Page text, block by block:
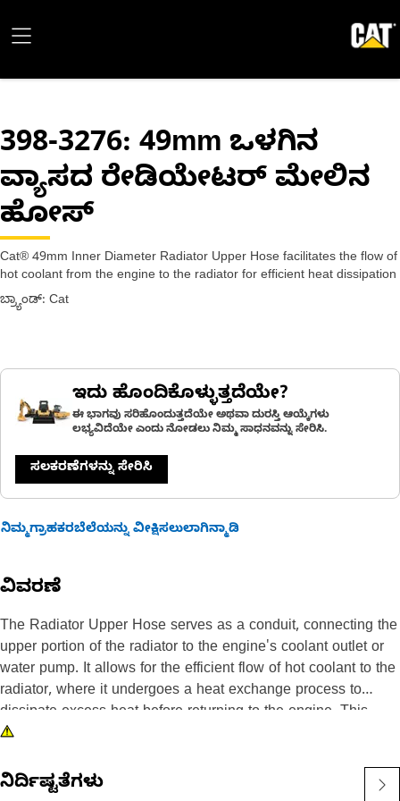
398-3276: 49mm ಒಳಗಿನ
ವ್ಯಾಸದ ರೇಡಿಯೇಟರ್ ಮೇಲಿನ
ಹೋಸ್
Cat® 49mm Inner Diameter Radiator Upper Hose facilitates the flow of
hot coolant from the engine to the radiator for efficient heat dissipation
ಬ್ರ್ಯಾಂಡ್: Cat
ಇದು ಹೊಂದಿಕೊಳ್ಳುತ್ತದೆಯೇ?
ಈ ಭಾಗವು ಸರಿಹೊಂದುತ್ತದೆಯೇ ಅಥವಾ ದುರಸ್ತಿ ಆಯ್ಕೆಗಳು
ಲಭ್ಯವಿದೆಯೇ ಎಂದು ನೋಡಲು ನಿಮ್ಮ ಸಾಧನವನ್ನು ಸೇರಿಸಿ.
ಸಲಕರಣೆಗಳನ್ನು ಸೇರಿಸಿ
ನಿಮ್ಮಗ್ರಾಹಕರಬೆಲೆಯನ್ನು ವೀಕ್ಷಿಸಲುಲಾಗಿನ್ಮಾಡಿ
ವಿವರಣೆ
The Radiator Upper Hose serves as a conduit, connecting the
upper portion of the radiator to the engine's coolant outlet or
water pump. It allows for the efficient flow of hot coolant to the
radiator, where it undergoes a heat exchange process to
dissipate excess heat before returning to the engine. This
helps to regulate the engine's temperature and prevent
ನಿರ್ದಿಷ್ಟತೆಗಳು